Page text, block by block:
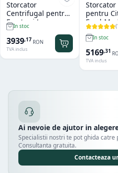
Storcator
Centrifugal pentru
Fructe si Legume
Hendi
In stoc
3939,17 RON
TVA inclus
Storcator
pentru
Hamilton (
In stoc
5169,31
TVA inclus
Ai nevoie de ajutor in
Specialistii nostri te pot ghida
Consultanta gratuita.
Contacteaza